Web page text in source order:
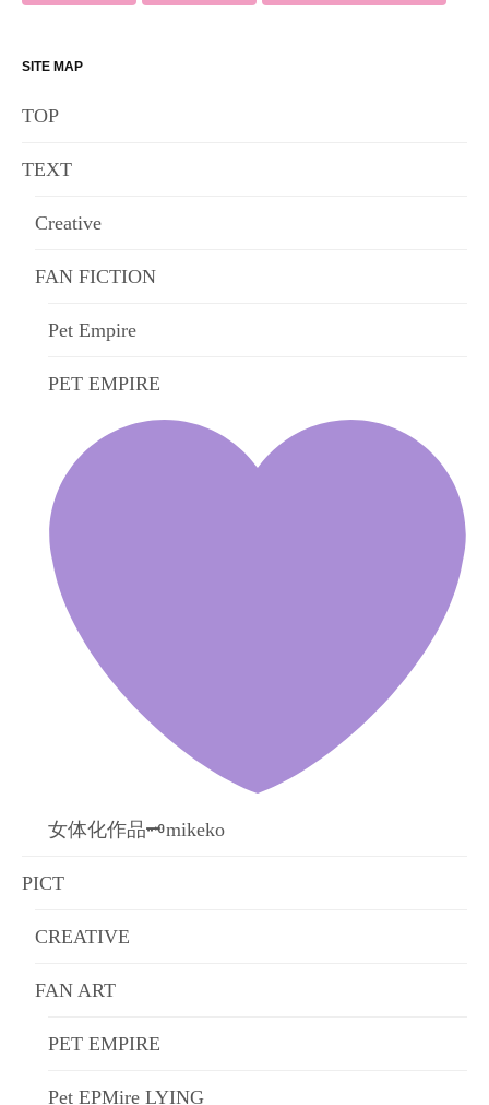
SITE MAP
TOP
TEXT
Creative
FAN FICTION
Pet Empire
PET EMPIRE
女体化作品🗝mikeko
PICT
CREATIVE
FAN ART
PET EMPIRE
Pet EPMire LYING